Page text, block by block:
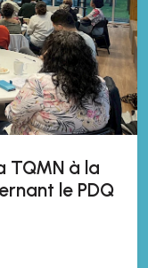
TQMN à la
le PDQ